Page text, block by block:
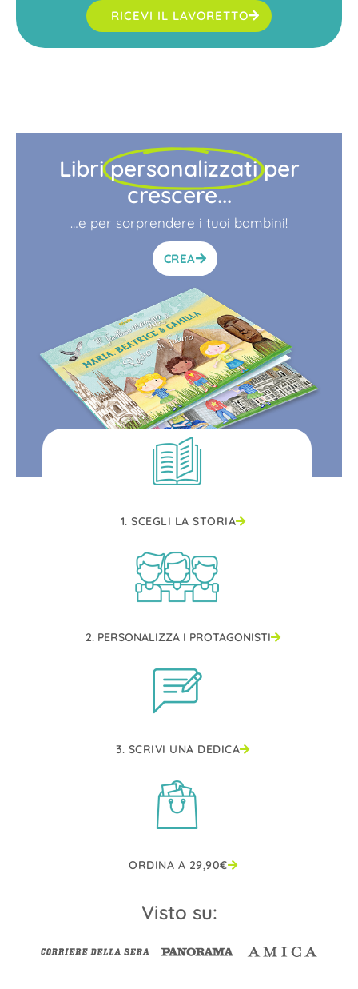
RICEVI IL LAVORETTO
Libri personalizzati per
crescere...
…e per sorprendere i tuoi bambini!
CREA
1. SCEGLI LA STORIA
2. PERSONALIZZA I PROTAGONISTI
3. SCRIVI UNA DEDICA
ORDINA A 29,90€
Visto su: